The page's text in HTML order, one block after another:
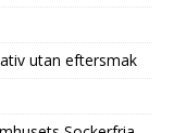
utan eftersmak